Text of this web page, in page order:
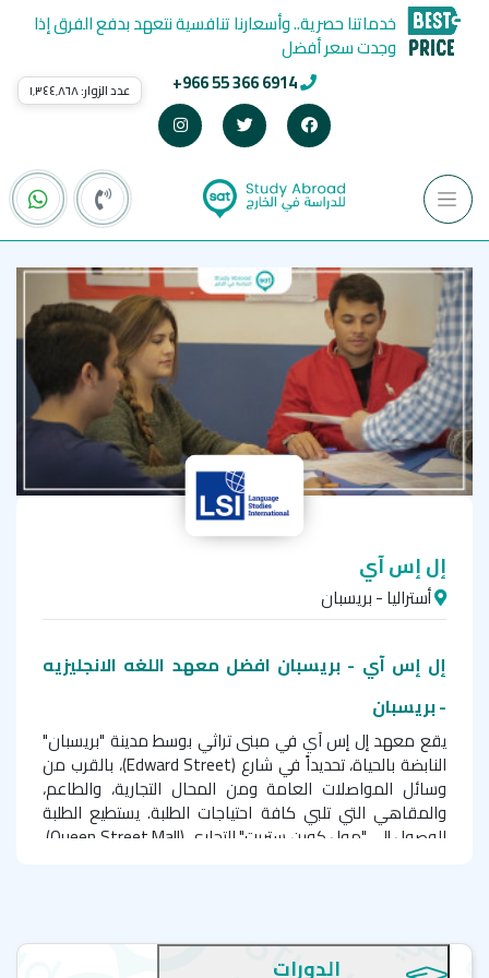
+966 55 366 6914
خدماتنا حصرية.. وأسعارنا تنافسية نتعهد بدفع الفرق إذا
وجدت سعر أفضل
عدد الزوار:١٬٣٤٤٬٨٦٨
إل إس آي
أستراليا - بريسبان
إل إس آي - بريسبان افضل معهد اللغه الانجليزيه
-بريسبان
يقع معهد إل إس آي في مبنى تراثي بوسط مدينة "بريسبان"
النابضة بالحياة، تحديداً في شارع (Edward Street)، بالقرب من
وسائل المواصلات العامة ومن المحال التجارية، والطاعم،
والمقاهي التي تلبي كافة احتياجات الطلبة. يستطيع الطلبة
الوصول إلى "مول كوين ستريت" التجاري (Queen Street Mall)،
التحصيل العلمي والاستمتاع بأوقات الفراغ. تشمل مرافق مبنى
الدورات